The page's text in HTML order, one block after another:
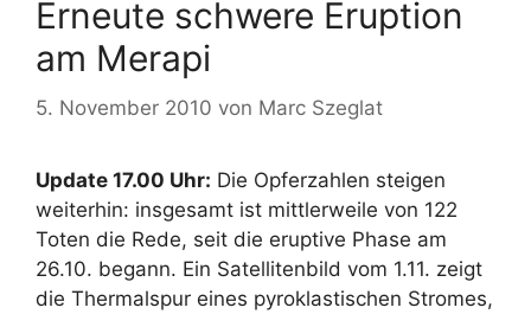
Erneute schwere Eruption
am Merapi
5. November 2010 von Marc Szeglat
Update 17.00 Uhr: Die Opferzahlen steigen
weiterhin: insgesamt ist mittlerweile von 122
Toten die Rede, seit die eruptive Phase am
26.10. begann. Ein Satellitenbild vom 1.11. zeigt
die Thermalspur eines pyroklastischen Stromes,